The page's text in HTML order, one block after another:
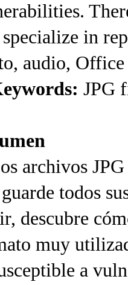
in
audio,
JPG
archivos JPG
todos
descubre
muy
a